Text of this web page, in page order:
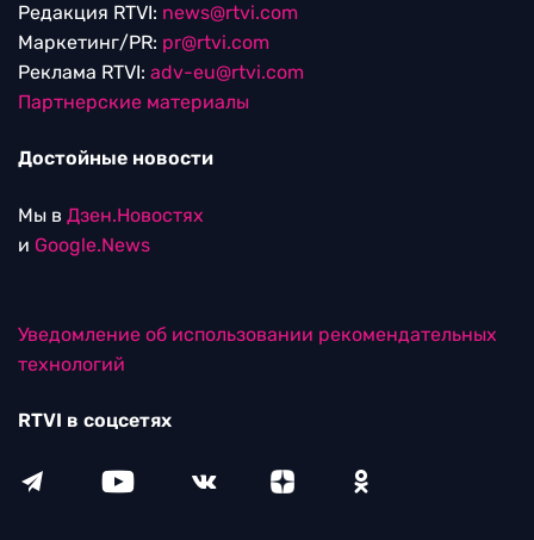
Редакция RTVI: news@rtvi.com
Маркетинг/PR: pr@rtvi.com
Реклама RTVI: adv-eu@rtvi.com
Партнерские материалы
Достойные новости
Мы в Дзен.Новостях
и Google.News
Уведомление об использовании рекомендательных
технологий
RTVI в соцсетях